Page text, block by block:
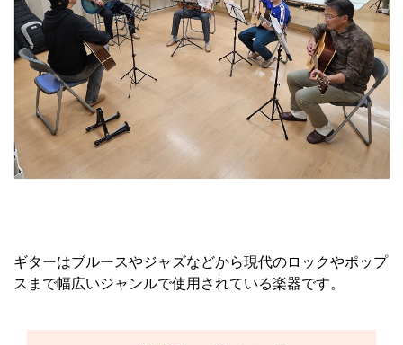
ギターはブルースやジャズなどから現代のロックやポップ
スまで幅広いジャンルで使用されている楽器です。